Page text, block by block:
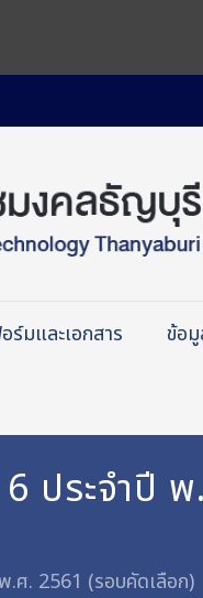
ร์มและเอกสาร ข้อ
ประจำปี
.ศ. 2561 (รอบคัดเลือก)